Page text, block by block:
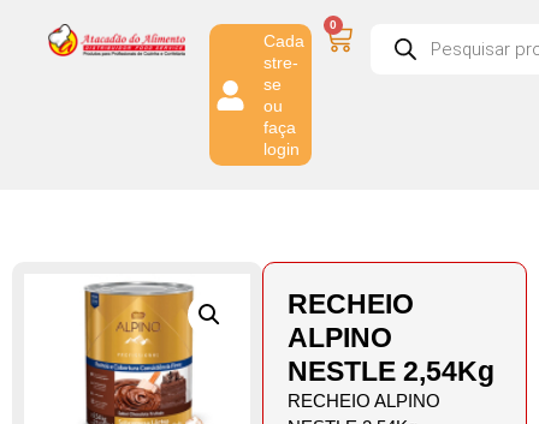
Cada
stre-
se
ou
faça
login
0
RECHEIO
ALPINO
NESTLE 2,54Kg
RECHEIO ALPINO